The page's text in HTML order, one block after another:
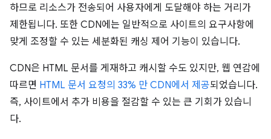
하므로 리소스가 전송되어 사용자에게 도달해야 하는 거리가
제한됩니다. 또한 CDN에는 일반적으로 사이트의 요구사항에
맞게 조정할 수 있는 세분화된 캐싱 제어 기능이 있습니다.
CDN은 HTML 문서를 게재하고 캐시할 수도 있지만, 웹 연감에
따르면 HTML 문서 요청의 33% 만 CDN에서 제공되었습니다.
즉, 사이트에서 추가 비용을 절감할 수 있는 큰 기회가 있습니
다.